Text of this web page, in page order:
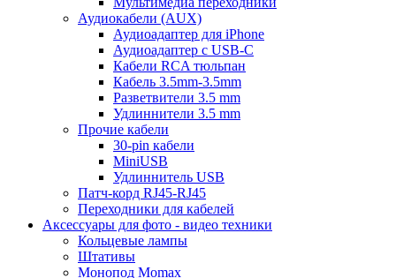
Аудиокабели (AUX)
Аудиоадаптер для iPhone
Аудиоадаптер с USB-C
Кабели RCA тюльпан
Кабель 3.5mm-3.5mm
Разветвители 3.5 mm
Удлиннители 3.5 mm
Прочие кабели
30-pin кабели
MiniUSB
Удлиннитель USB
Патч-корд RJ45-RJ45
Переходники для кабелей
Аксессуары для фото - видео техники
Кольцевые лампы
Штативы
Монопод Momax